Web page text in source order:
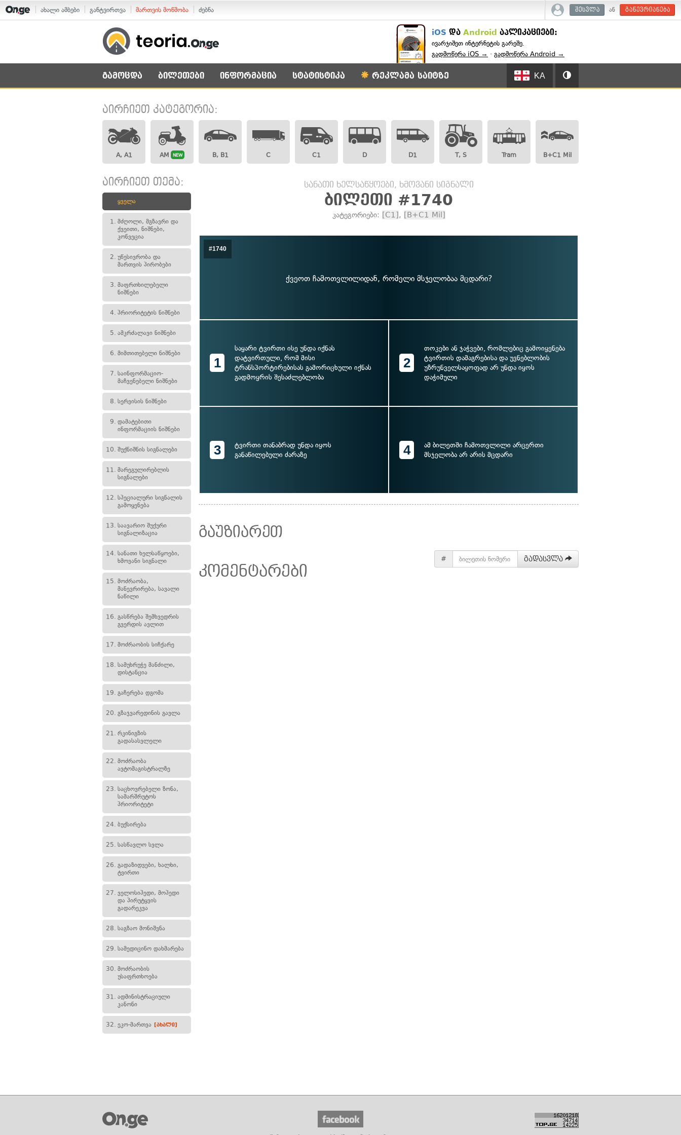
ახალი ამბები განტვირთვა მართვის მოწმობა ძებნა შესვლა ან გაწევრიანება
iOS და Android აპლიკაციები:
ივარჯიშეთ ინტერნეტის გარეშე.
გადმოწერა iOS → · გადმოწერა Android →
გამოცდა ბილეთები ინფორმაცია სტატისტიკა რეკლამა საიტზე KA
აირჩიეთ კატეგორია:
A, A1 AM NEW B, B1 C C1 D D1 T, S Tram B+C1 Mil
აირჩიეთ თემა:
ყველა
1. მძღოლი, მგზავრი და
ქვეითი, ნიშნები,
კონვეცია
2. უწესივრობა და
მართვის პირობები
3. მაფრთხილებელი
ნიშნები
4. პრიორიტეტის ნიშნები
5. ამკრძალავი ნიშნები
6. მიმთითებელი ნიშნები
7. საინფორმაციო-
მაჩვენებელი ნიშნები
8. სერვისის ნიშნები
9. დამატებითი
ინფორმაციის ნიშნები
10. შუქნიშნის სიგნალები
11. მარეგულირებლის
სიგნალები
12. სპეციალური სიგნალის
გამოყენება
13. საავარიო შუქური
სიგნალიზაცია
14. სანათი ხელსაწყოები,
ხმოვანი სიგნალი
15. მოძრაობა,
მანევრირება, სავალი
ნაწილი
16. გასწრება შემხვედრის
გვერდის ავლით
17. მოძრაობის სიჩქარე
18. სამუხრუჭე მანძილი,
დისტანცია
19. გაჩერება დგომა
20. გზაჯვარედინის გავლა
21. რკინიგზის
გადასასვლელი
22. მოძრაობა
ავტომაგისტრალზე
23. საცხოვრებელი ზონა,
სამარშრუტოს
პრიორიტეტი
24. ბუქსირება
25. სასწავლო სვლა
26. გადაზიდვები, ხალხი,
ტვირთი
27. ველოსიპედი, მოპედი
და პირუტყვის
გადარეკვა
28. საგზაო მონიშვნა
29. სამედიცინო დახმარება
30. მოძრაობის
უსაფრთხოება
31. ადმინისტრაციული
კანონი
32. ეკო-მართვა [ახალი]
სანათი ხელსაწყოები, ხმოვანი სიგნალი
ბილეთი #1740
კატეგორიები: [C1], [B+C1 Mil]
#1740
ქვეოთ ჩამოთვლილიდან, რომელი მსჯელობაა მცდარი?
1
საყარი ტვირთი ისე უნდა იქნას
დატვირთული, რომ მისი
ტრანსპორტირებისას გამორიცხული იქნას
გადმოყრის შესაძლებლობა
2
თოკები ან ჯაჭვები, რომლებიც გამოიყენება
ტვირთის დამაგრებისა და უვნებლობის
უზრუნველსაყოფად არ უნდა იყოს
დაჭიმული
3
ტვირთი თანაბრად უნდა იყოს
განაწილებული ძარაზე
4
ამ ბილეთში ჩამოთვლილი არცერთი
მსჯელობა არ არის მცდარი
# გადასვლა
გაუზიარეთ
კომენტარები